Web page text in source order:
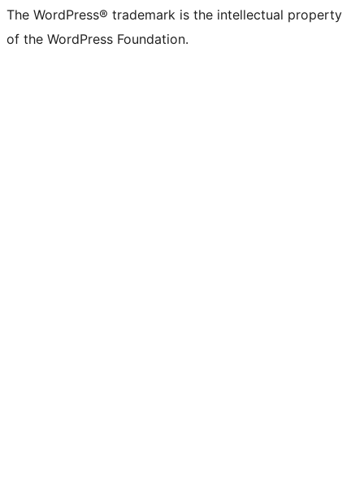
The WordPress® trademark is the intellectual property
of the WordPress Foundation.